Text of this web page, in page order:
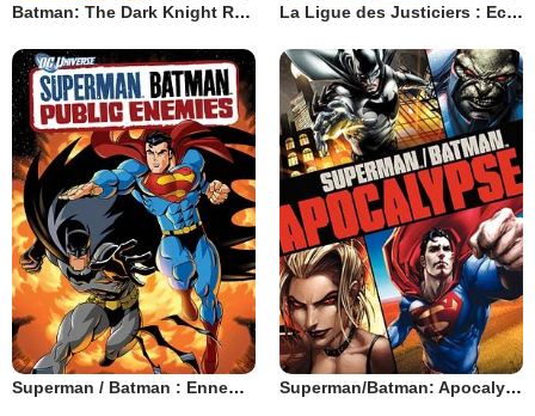
Batman: The Dark Knight Returns, Part 2 La Ligue des Justiciers : Echec
Superman / Batman : Ennemis publics Superman/Batman: Apocalypse